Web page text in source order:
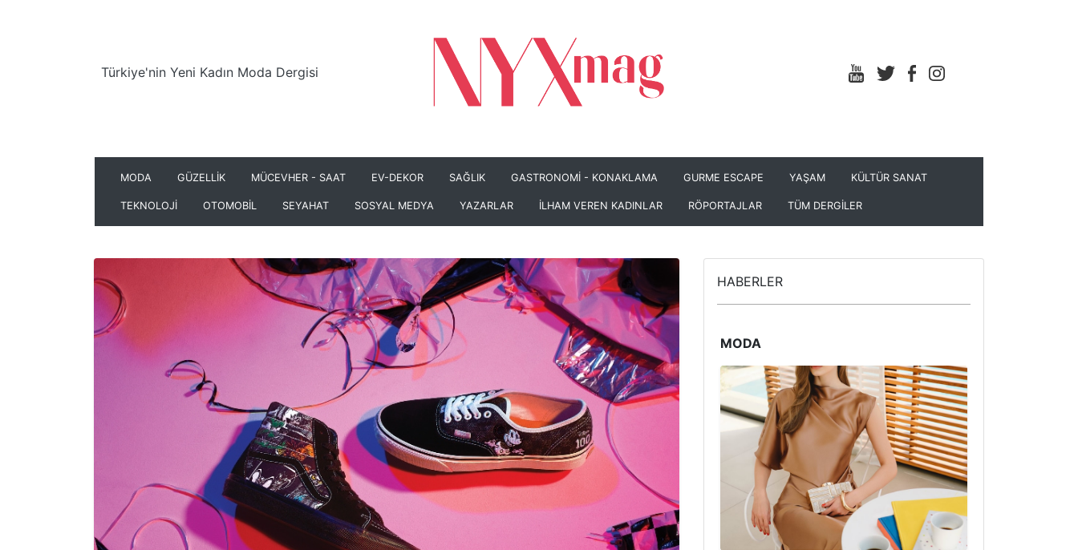
Türkiye'nin Yeni Kadın Moda Dergisi
MODA GÜZELLİK MÜCEVHER - SAAT EV-DEKOR SAĞLIK GASTRONOMİ - KONAKLAMA GURME ESCAPE YAŞAM KÜLTÜR SANAT
TEKNOLOJİ OTOMOBİL SEYAHAT SOSYAL MEDYA YAZARLAR İLHAM VEREN KADINLAR RÖPORTAJLAR TÜM DERGİLER
HABERLER
MODA